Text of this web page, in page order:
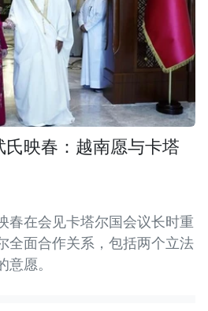
映春：越南愿与卡塔
春在会见卡塔尔国会议长时重
全面合作关系，包括两个立法
愿。